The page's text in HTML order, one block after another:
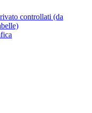
controllati (da